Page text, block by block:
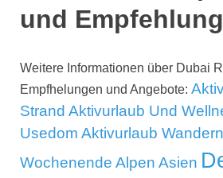
und
Weitere Informationen über Dubai
Empfhelungen und Angebote:
Strand Aktivurlaub Und
Usedom Aktivurlaub Wandern
Wochenende Alpen Asien